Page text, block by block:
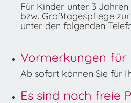
Für Kinder unter 3
bzw. Großtagespflege
unter den folgenden
Vormerkungen für
Ab sofort können Sie für
Es sind noch freie